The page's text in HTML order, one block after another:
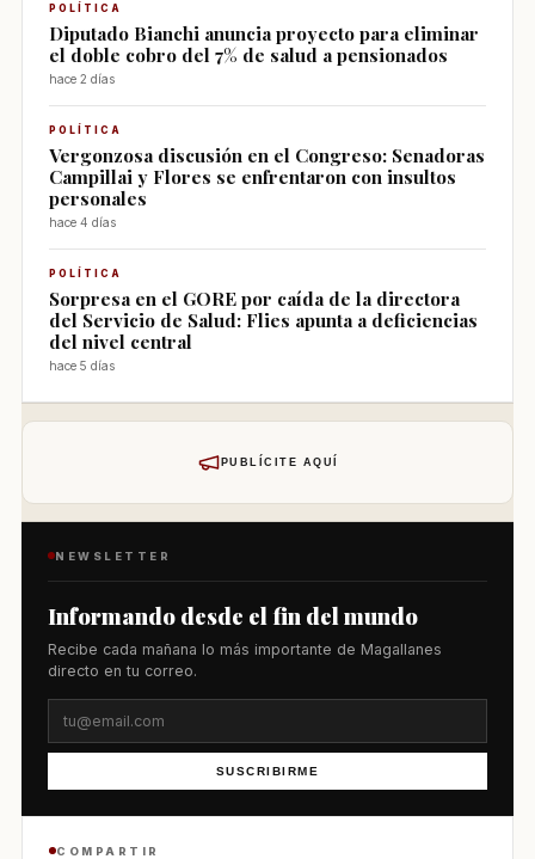
POLÍTICA
Diputado Bianchi anuncia proyecto para eliminar
el doble cobro del 7% de salud a pensionados
hace 2 días
POLÍTICA
Vergonzosa discusión en el Congreso: Senadoras
Campillai y Flores se enfrentaron con insultos
personales
hace 4 días
POLÍTICA
Sorpresa en el GORE por caída de la directora
del Servicio de Salud: Flies apunta a deficiencias
del nivel central
hace 5 días
PUBLÍCITE AQUÍ
NEWSLETTER
Informando desde el fin del mundo
Recibe cada mañana lo más importante de Magallanes
directo en tu correo.
SUSCRIBIRME
COMPARTIR